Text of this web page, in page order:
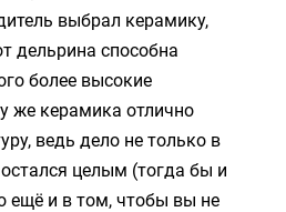
выбрал керамику,
дельрина способна
более высокие
же керамика отлично
ведь дело не только в
целым (тогда бы и
ещё и в том, чтобы вы не